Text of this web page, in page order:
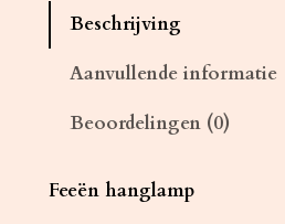
R
Beschrijving
Aanvullende informatie
Beoordelingen (0)
Feeën hanglamp